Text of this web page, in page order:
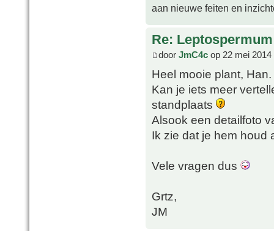
aan nieuwe feiten en
Re:
door JmC4c op 22 mei 2014
Heel mooie plant, Han.
Kan je iets meer
standplaats
Alsook een detailfoto
Ik zie dat je hem houd
Vele vragen dus
Grtz,
JM